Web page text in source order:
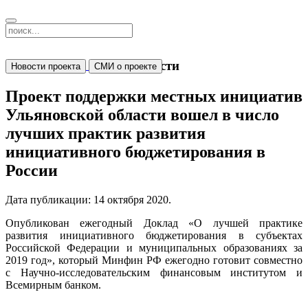
Новости
Новости проекта СМИ о проекте
Проект поддержки местных инициатив
Ульяновской области вошел в число
лучших практик развития
инициативного бюджетирования в
России
Дата публикации: 14 октября 2020.
Опубликован ежегодный Доклад «О лучшей практике
развития инициативного бюджетирования в субъектах
Российской Федерации и муниципальных образованиях за
2019 год», который Минфин РФ ежегодно готовит совместно
с Научно-исследовательским финансовым институтом и
Всемирным банком.